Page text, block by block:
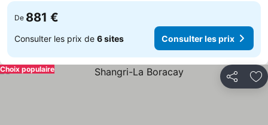
De 881 €
Consulter les prix de 6 sites Consulter les prix
Partager
Choix populaire